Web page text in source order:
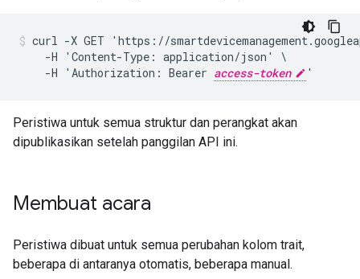
curl -X GET 'https://
    -H 'Content-Type: application/json' \
    -H 'Authorization: Bearer
access-token '
Peristiwa untuk semua struktur dan perangkat akan
dipublikasikan setelah panggilan API ini.
Membuat acara
Peristiwa dibuat untuk semua perubahan kolom trait,
beberapa di antaranya otomatis, beberapa manual.